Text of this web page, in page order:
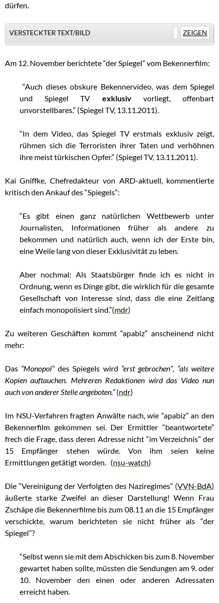
dürfen.
VERSTECKTER TEXT/BILD ZEIGEN
Am 12. November berichtete “der Spiegel” vom Bekennerfilm:
“Auch dieses obskure Bekennervideo, was dem Spiegel
und Spiegel TV exklusivvorliegt, offenbart
unvorstellbares.” (Spiegel TV, 13.11.2011).
“In dem Video, das Spiegel TV erstmals exklusiv zeigt,
rühmen sich die Terroristen ihrer Taten und verhöhnen
ihre meist türkischen Opfer.” (Spiegel TV, 13.11.2011).
Kai Gniffke, Chefredakteur von ARD-aktuell, kommentierte
kritisch den Ankauf des “Spiegels”:
“Es gibt einen ganz natürlichen Wettbewerb unter
Journalisten, Informationen früher als andere zu
bekommen und natürlich auch, wenn ich der Erste bin,
eine Weile lang von dieser Exklusivität zu leben.
Aber nochmal: Als Staatsbürger finde ich es nicht in
Ordnung, wenn es Dinge gibt, die wirklich für die gesamte
Gesellschaft von Interesse sind, dass die eine Zeitlang
einfach monopolisiert sind.”(mdr)
Zu weiteren Geschäften kommt “apabiz” anscheinend nicht
mehr:
Das “Monopol”des Spiegels wird “erst gebrochen”, “als weitere
Kopien auftauchen. Mehreren Redaktionen wird das Video nun
auch von anderer Stelle angeboten.”(ndr)
Im NSU-Verfahren fragten Anwälte nach, wie “apabiz” an den
Bekennerfilm gekommen sei. Der Ermittler “beantwortete”
frech die Frage, dass deren Adresse nicht “im Verzeichnis” der
15 Empfänger stehen würde. Von ihm seien keine
Ermittlungen getätigt worden. (nsu-watch)
Die “Vereinigung der Verfolgten des Naziregimes” (VVN-BdA)
äußerte starke Zweifel an dieser Darstellung! Wenn Frau
Zschäpe die Bekennerfilme bis zum 08.11 an die 15 Empfänger
verschickte, warum berichteten sie nicht früher als “der
Spiegel”?
“Selbst wenn sie mit dem Abschicken bis zum 8. November
gewartet haben sollte, müssten die Sendungen am 9. oder
10. November den einen oder anderen Adressaten
erreicht haben.